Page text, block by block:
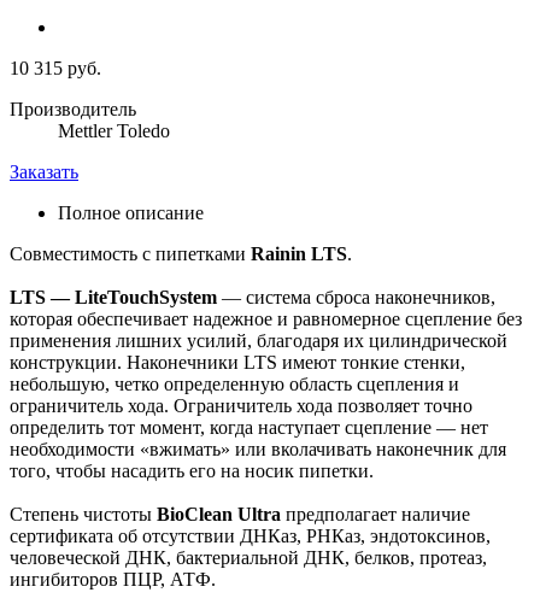
10 315 руб.
Производитель
Mettler Toledo
Заказать
Полное описание
Совместимость с пипетками Rainin LTS.
LTS — LiteTouchSystem — система сброса наконечников,
которая обеспечивает надежное и равномерное сцепление без
применения лишних усилий, благодаря их цилиндрической
конструкции. Наконечники LTS имеют тонкие стенки,
небольшую, четко определенную область сцепления и
ограничитель хода. Ограничитель хода позволяет точно
определить тот момент, когда наступает сцепление — нет
необходимости «вжимать» или вколачивать наконечник для
того, чтобы насадить его на носик пипетки.
Степень чистоты BioClean Ultra предполагает наличие
сертификата об отсутствии ДНКаз, РНКаз, эндотоксинов,
человеческой ДНК, бактериальной ДНК, белков, протеаз,
ингибиторов ПЦР, АТФ.